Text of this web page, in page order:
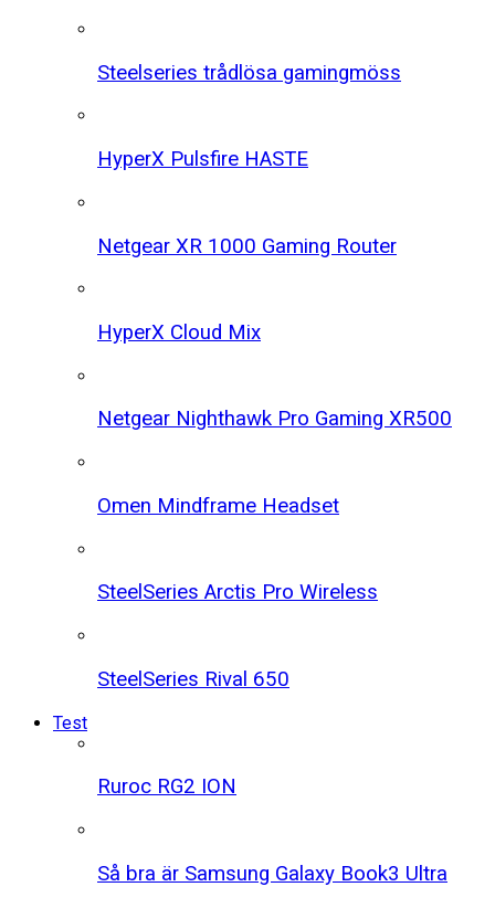
Steelseries trådlösa gamingmöss
HyperX Pulsfire HASTE
Netgear XR 1000 Gaming Router
HyperX Cloud Mix
Netgear Nighthawk Pro Gaming XR500
Omen Mindframe Headset
SteelSeries Arctis Pro Wireless
SteelSeries Rival 650
Test
Ruroc RG2 ION
Så bra är Samsung Galaxy Book3 Ultra